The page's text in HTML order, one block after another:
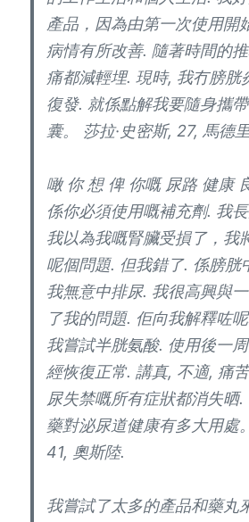
產品，因為由第一次使用開
病情有所改善. 隨著時間的
痛都減輕埋. 現時, 我冇膀胱
復發. 就係點解我要隨身攜
囊。 莎拉·史密斯, 27, 馬德
噉 你 想 俾 你嘅 尿路 健康
係你必須使用嘅補充劑. 我
我以為我嘅腎臟受損了，我
呢個問題. 但我錯了. 係膀胱
我無意中排尿. 我很高興與
了我的問題. 佢向我解釋咗
我嘗試半胱氨酸. 使用後一
經恢復正常. 講真, 不適, 痛
尿失禁嘅所有症狀都消失晒
藥對泌尿道健康有多大用處
41, 奧斯陸.
我嘗試了太多的產品和藥丸